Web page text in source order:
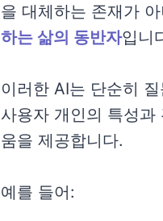
을 대체하는 존재가
하는 삶의 동반자입니
이러한 AI는 단순히
사용자 개인의 특성
움을 제공합니다.
예를 들어: